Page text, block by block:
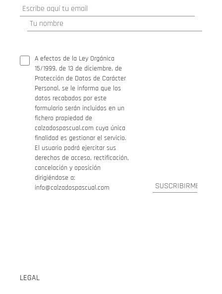
A efectos de la Ley Orgánica
15/1999, de 13 de diciembre, de
Protección de Datos de Carácter
Personal, se le informa que los
datos recabados por este
formulario serán incluidos en un
fichero propiedad de
calzadospascual.com cuya única
finalidad es gestionar el servicio.
El usuario podrá ejercitar sus
derechos de acceso, rectificación,
cancelación y oposición
dirigiéndose a:
info@calzadospascual.com
LEGAL